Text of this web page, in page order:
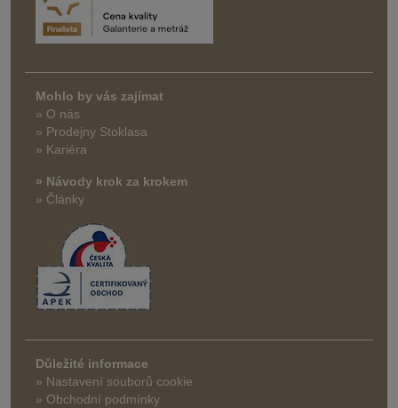
Mohlo by vás zajímat
» O nás
» Prodejny Stoklasa
» Kariéra
» Návody krok za krokem
» Články
Důležité informace
» Nastavení souborů cookie
» Obchodní podmínky